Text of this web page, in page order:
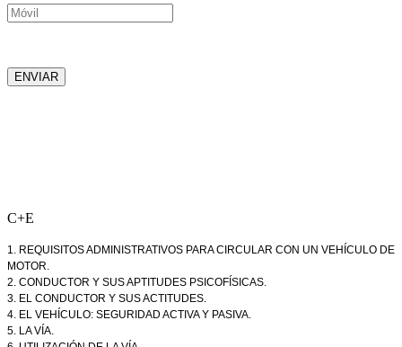
ENVIAR
C+E
1. REQUISITOS ADMINISTRATIVOS PARA CIRCULAR CON UN VEHÍCULO DE
MOTOR.
2. CONDUCTOR Y SUS APTITUDES PSICOFÍSICAS.
3. EL CONDUCTOR Y SUS ACTITUDES.
4. EL VEHÍCULO: SEGURIDAD ACTIVA Y PASIVA.
5. LA VÍA.